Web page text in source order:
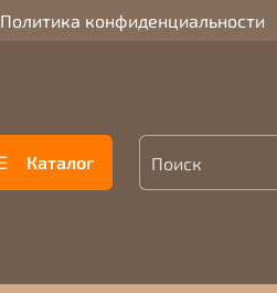
Политика конфиденциальности
Каталог